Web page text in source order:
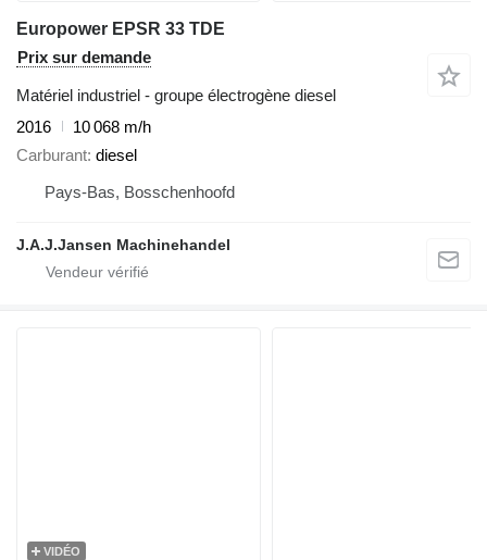
Europower EPSR 33 TDE
Prix sur demande
Matériel industriel - groupe électrogène diesel
2016
10 068 m/h
Carburant diesel
Pays-Bas, Bosschenhoofd
J.A.J.Jansen Machinehandel
VIDÉO